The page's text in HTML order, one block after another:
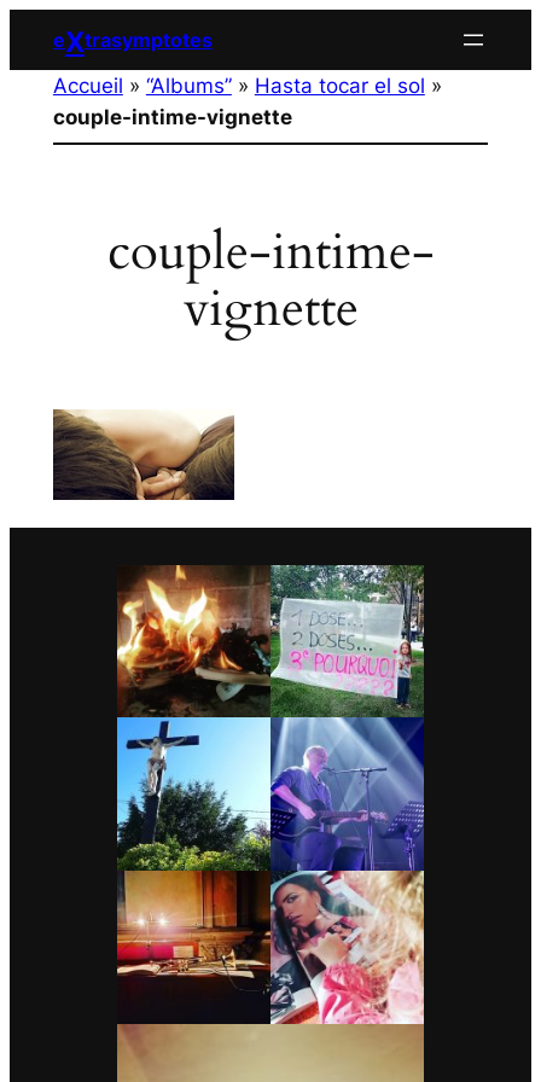
contenu
eXtrasymptotes
Accueil » “Albums”» Hasta tocar el sol »
couple-intime-vignette
couple-intime-
vignette